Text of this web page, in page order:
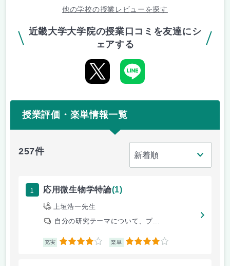
他の学校の授業レビューを探す
近畿大学大学院の授業口コミを友達にシ
ェアする
授業評価・楽単情報一覧
257件
1 応用微生物学特論(1)
上垣浩一先生
自分の研究テーマについて、プ...
充実 4 楽単 4